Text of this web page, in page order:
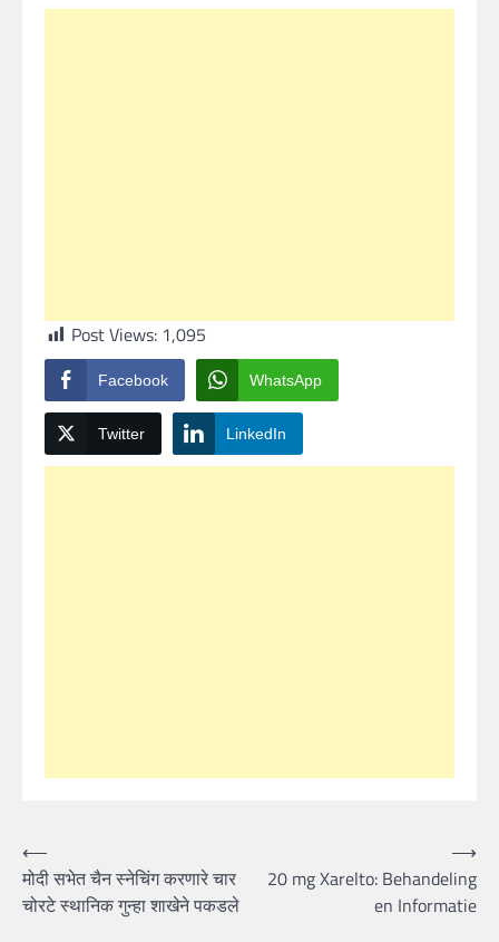
Post Views: 1,095
Facebook WhatsApp
Twitter LinkedIn
Post
navigation
⟵
मोदी सभेत चैन स्नेचिंग करणारे चार
चोरटे स्थानिक गुन्हा शाखेने पकडले
20 mg Xarelto: Behandeling
en Informatie
⟶